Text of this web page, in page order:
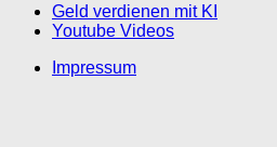
Geld verdienen mit KI
Youtube Videos
Impressum